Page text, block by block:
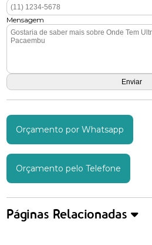
Mensagem
Orçamento por Whatsapp
Orçamento pelo Telefone
Páginas Relacionadas